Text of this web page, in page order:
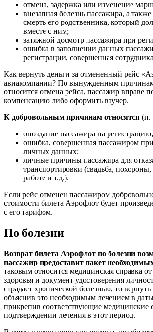
отмена, задержка или изменение
внезапная болезнь пассажира, а
смерть его родственника, который
вместе с ним;
затяжной досмотр пассажира при
ошибка в заполнении данных
регистрации, совершенная
Как вернуть деньги за отмененный рейс
авиакомпании? По вынужденным
относится отмена рейса, пассажир вправе
компенсацию либо оформить ваучер.
К добровольным причинам относятся (п.
опоздание пассажира на регистрацию;
ошибка, совершенная пассажиром
личных данных;
личные причины пассажира для
транспортировки (свадьба,
работе и т.д.).
Если рейс отменен пассажиром
стоимости билета Аэрофлот будет
с его тарифом.
По болезни
Возврат билета Аэрофлот по болезни
пассажир предоставит пакет
таковым относится медицинская справка от
здоровья и документ удостоверения
страдает хронической болезнью, то
объяснив это необходимым лечением в
прикрепив соответствующие медицинские
подтверждении лечения в этот период.